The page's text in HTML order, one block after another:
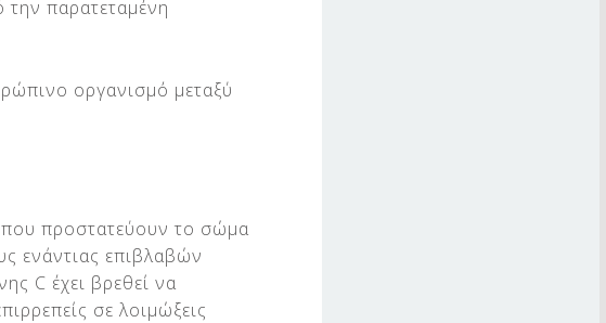
παρατεταμένη
οργανισμό μεταξύ
που προστατεύουν το σώμα
ενάντιας επιβλαβών
C έχει βρεθεί να
σε λοιμώξεις